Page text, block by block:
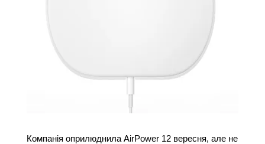
Компанія оприлюднила AirPower 12 вересня, але не